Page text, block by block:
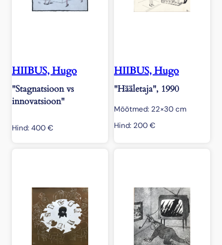
HIIBUS, Hugo
"Stagnatsioon vs
innovatsioon"
Hind: 400 €
HIIBUS, Hugo
"Hääletaja", 1990
Mõõtmed: 22×30 cm
Hind: 200 €